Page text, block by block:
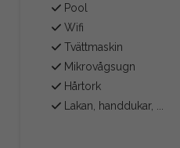
Pool
Wifi
Tvättmaskin
Mikrovågsugn
Hårtork
Lakan, handdukar, ...